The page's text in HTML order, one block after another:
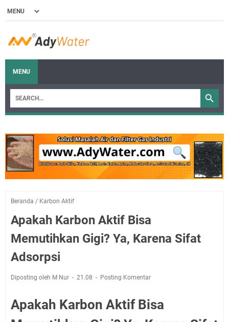
MENU
Beranda / Karbon Aktif
Apakah Karbon Aktif Bisa
Memutihkan Gigi? Ya, Karena Sifat
Adsorpsi
Diposting oleh M Nur 21.08 Posting Komentar
Apakah Karbon Aktif Bisa